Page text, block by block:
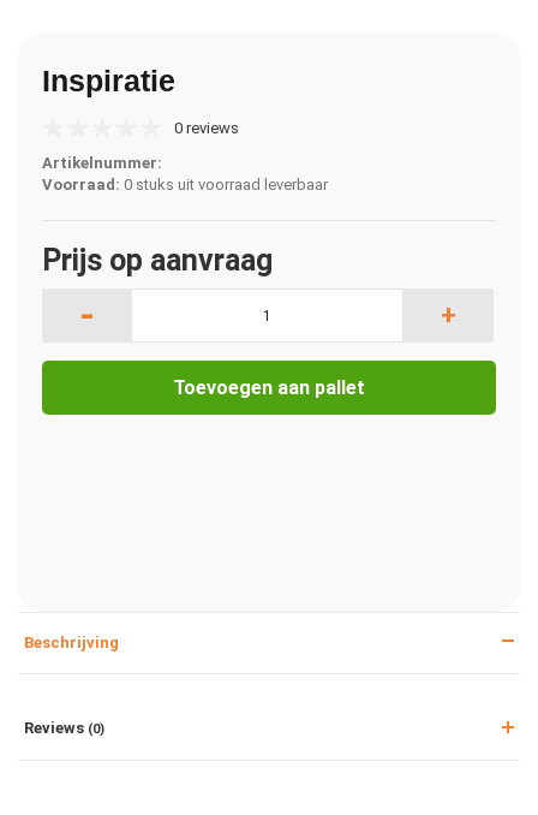
Inspiratie
0 reviews
Artikelnummer:
Voorraad: 0 stuks uit voorraad leverbaar
Prijs op aanvraag
- +
Toevoegen aan pallet
Beschrijving
Reviews (0)